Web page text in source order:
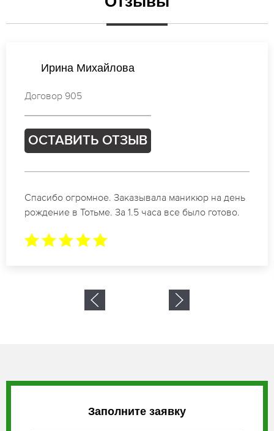
Елена Петрова
Договор 547
ОСТАВИТЬ ОТЗЫВ
Идеальные специалисты своего дела по
маникюру в Тотьме. Замечательный результат.
Заполните заявку